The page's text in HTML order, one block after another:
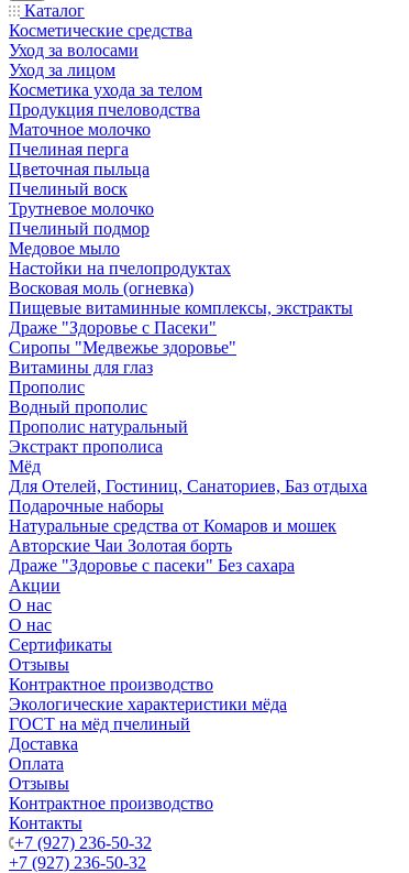
Каталог
Косметические средства
Уход за волосами
Уход за лицом
Косметика ухода за телом
Продукция пчеловодства
Маточное молочко
Пчелиная перга
Цветочная пыльца
Пчелиный воск
Трутневое молочко
Пчелиный подмор
Медовое мыло
Настойки на пчелопродуктах
Восковая моль (огневка)
Пищевые витаминные комплексы, экстракты
Драже "Здоровье с Пасеки"
Сиропы "Медвежье здоровье"
Витамины для глаз
Прополис
Водный прополис
Прополис натуральный
Экстракт прополиса
Мёд
Для Отелей, Гостиниц, Санаториев, Баз отдыха
Подарочные наборы
Натуральные средства от Комаров и мошек
Авторские Чаи Золотая борть
Драже "Здоровье с пасеки" Без сахара
Акции
О нас
О нас
Сертификаты
Отзывы
Контрактное производство
Экологические характеристики мёда
ГОСТ на мёд пчелиный
Доставка
Оплата
Отзывы
Контрактное производство
Контакты
+7 (927) 236-50-32
+7 (927) 236-50-32